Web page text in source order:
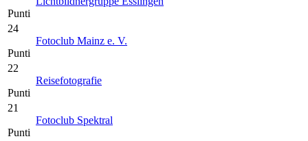
Punti
24
Punti
Fotoclub Mainz e. V.
22
Punti
Reisefotografie
21
Punti
Fotoclub Spektral